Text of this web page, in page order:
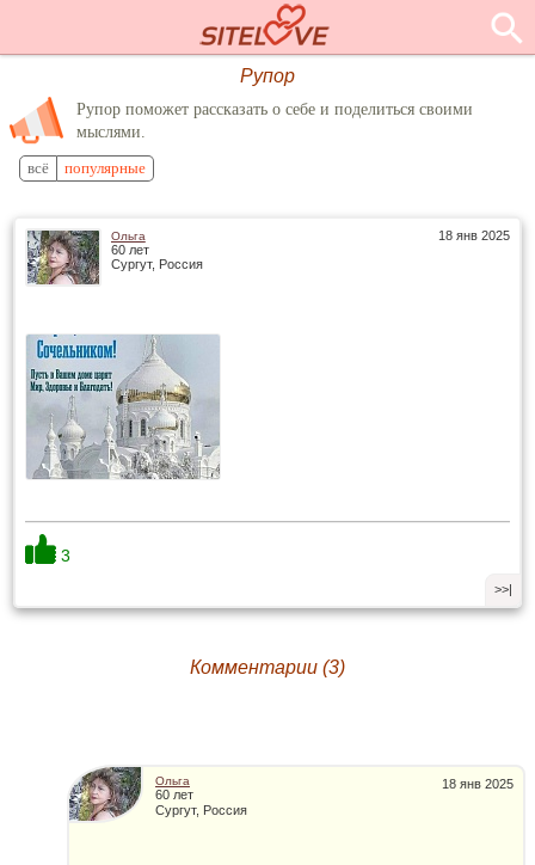
Рупор
Рупор поможет рассказать о себе и поделиться своими
мыслями.
всё популярные
18 янв 2025
Ольга
60 лет
Сургут, Россия
3
>>|
Комментарии (3)
18 янв 2025
Ольга
60 лет
Сургут, Россия